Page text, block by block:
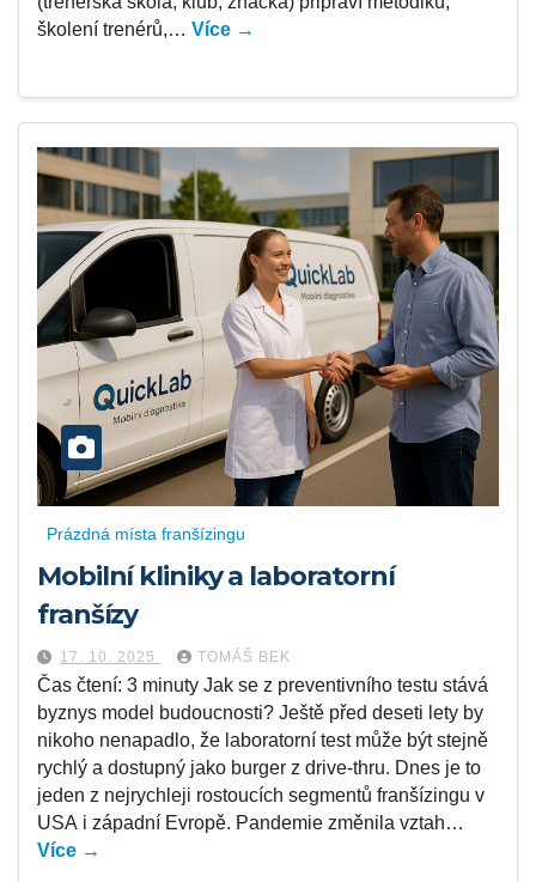
školení trenérů,… Více →
Prázdná místa franšízingu
Mobilní kliniky a laboratorní
franšízy
17. 10. 2025 TOMÁŠ BEK
Čas čtení: 3 minuty Jak se z preventivního testu stává
byznys model budoucnosti? Ještě před deseti lety by
nikoho nenapadlo, že laboratorní test může být stejně
rychlý a dostupný jako burger z drive-thru. Dnes je to
jeden z nejrychleji rostoucích segmentů franšízingu v
USA i západní Evropě. Pandemie změnila vztah…
Více →